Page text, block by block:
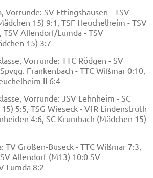
Vorrunde: SV Ettingshausen - TSV
15) 9:1, TSF Heuchelheim - TSV
Allendorf/Lumda - TSV
15) 3:7
Vorrunde: TTC Rödgen - SV
Frankenbach - TTC Wißmar 0:10,
II 6:4
Vorrunde: JSV Lehnheim - SC
5:5, TSG Wieseck - VfR Lindenstruth
4:6, SC Krumbach (Mädchen 15) -
TV Großen-Buseck - TTC Wißmar 7:3,
Allendorf (M13) 10:0 SV
Lumda 8:2